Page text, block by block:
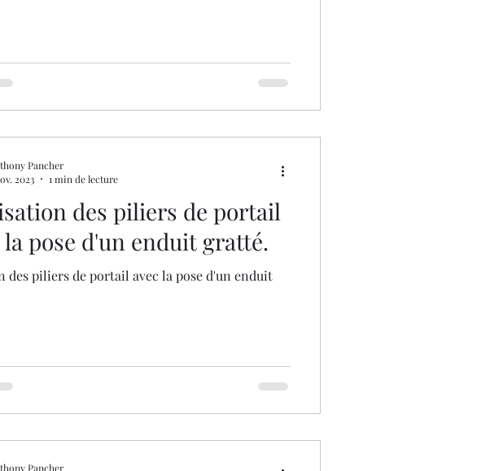
des piliers de portail
la pose d'un enduit gratté.
des piliers de portail avec la pose d'un enduit
Pancher
2023
1 min de lecture
Pancher